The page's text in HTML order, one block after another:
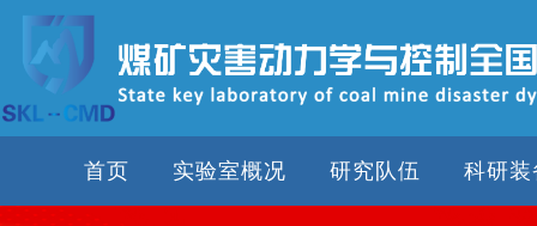
首页 实验室概况 研究队伍 科研装